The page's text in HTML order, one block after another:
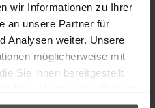
wir Informationen zu Ihrer
an unsere Partner für
Analysen weiter. Unsere
möglicherweise mit
Sie ihnen bereitgestellt